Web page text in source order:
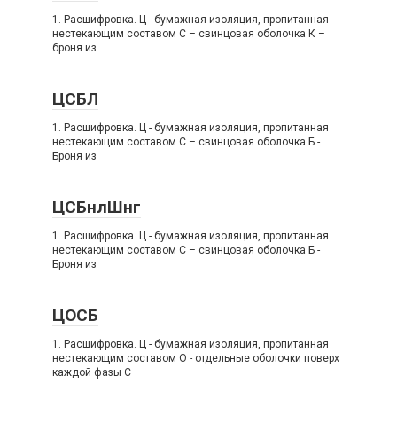
1. Расшифровка. Ц - бумажная изоляция, пропитанная
нестекающим составом C – свинцовая оболочка К –
броня из
ЦСБЛ
1. Расшифровка. Ц - бумажная изоляция, пропитанная
нестекающим составом C – свинцовая оболочка Б -
Броня из
ЦСБнлШнг
1. Расшифровка. Ц - бумажная изоляция, пропитанная
нестекающим составом C – свинцовая оболочка Б -
Броня из
ЦОСБ
1. Расшифровка. Ц - бумажная изоляция, пропитанная
нестекающим составом О - отдельные оболочки поверх
каждой фазы C